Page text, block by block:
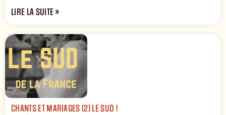
LIRE LA SUITE »
CHANTS ET MARIAGES (2) LE SUD !